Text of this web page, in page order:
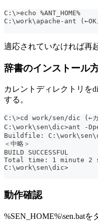
C:\>echo %ANT_HOME%
C:\work\apache-ant (←OK、
適応されていなければ再
辞書のインストール
カレントディレクトリを
する。
C:\>cd work/sen/dic (←カレ
C:\work\sen\dic>ant -
Buildfile:
＜中略＞
BUILD SUCCESSFUL
Total time: 1 minute 2
C:\work\sen\dic>
動作確認
%SEN_HOME%\sen.batを